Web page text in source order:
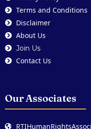
Terms and Conditions
Disclaimer
About Us
Join Us
Contact Us
Our Associates